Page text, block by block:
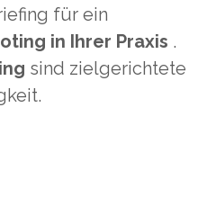
für ein
in Ihrer Praxis .
sind zielgerichtete